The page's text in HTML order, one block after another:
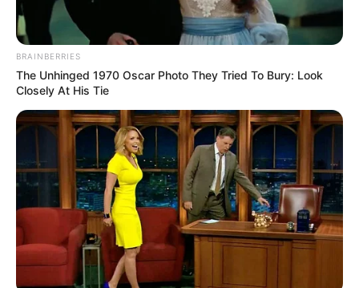
BRAINBERRIES
The Unhinged 1970 Oscar Photo They Tried To Bury: Look
Closely At His Tie